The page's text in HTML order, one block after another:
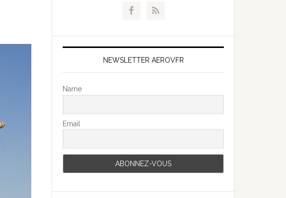
NEWSLETTER AEROVFR
Name
Email